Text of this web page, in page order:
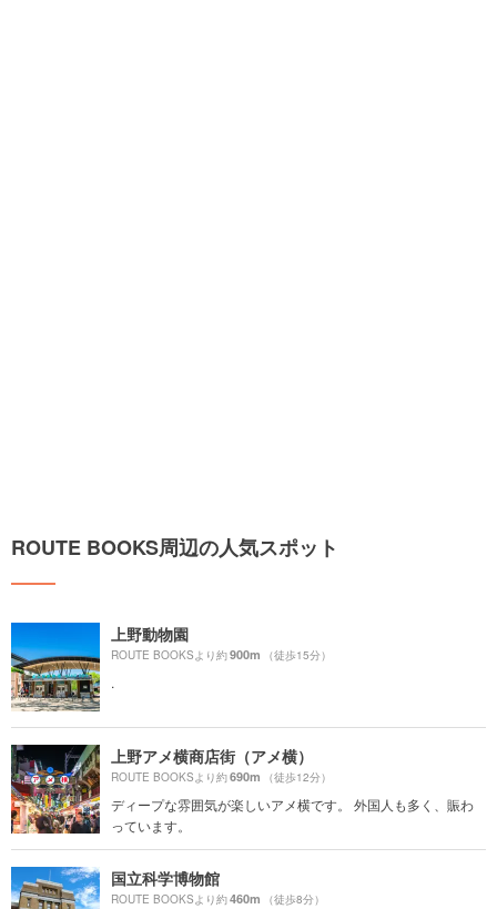
ROUTE BOOKS周辺の人気スポット
上野動物園
ROUTE BOOKSより約900m （徒歩15分）
.
上野アメ横商店街（アメ横）
ROUTE BOOKSより約690m （徒歩12分）
ディープな雰囲気が楽しいアメ横です。 外国人も多く、賑わ
っています。
国立科学博物館
ROUTE BOOKSより約460m （徒歩8分）